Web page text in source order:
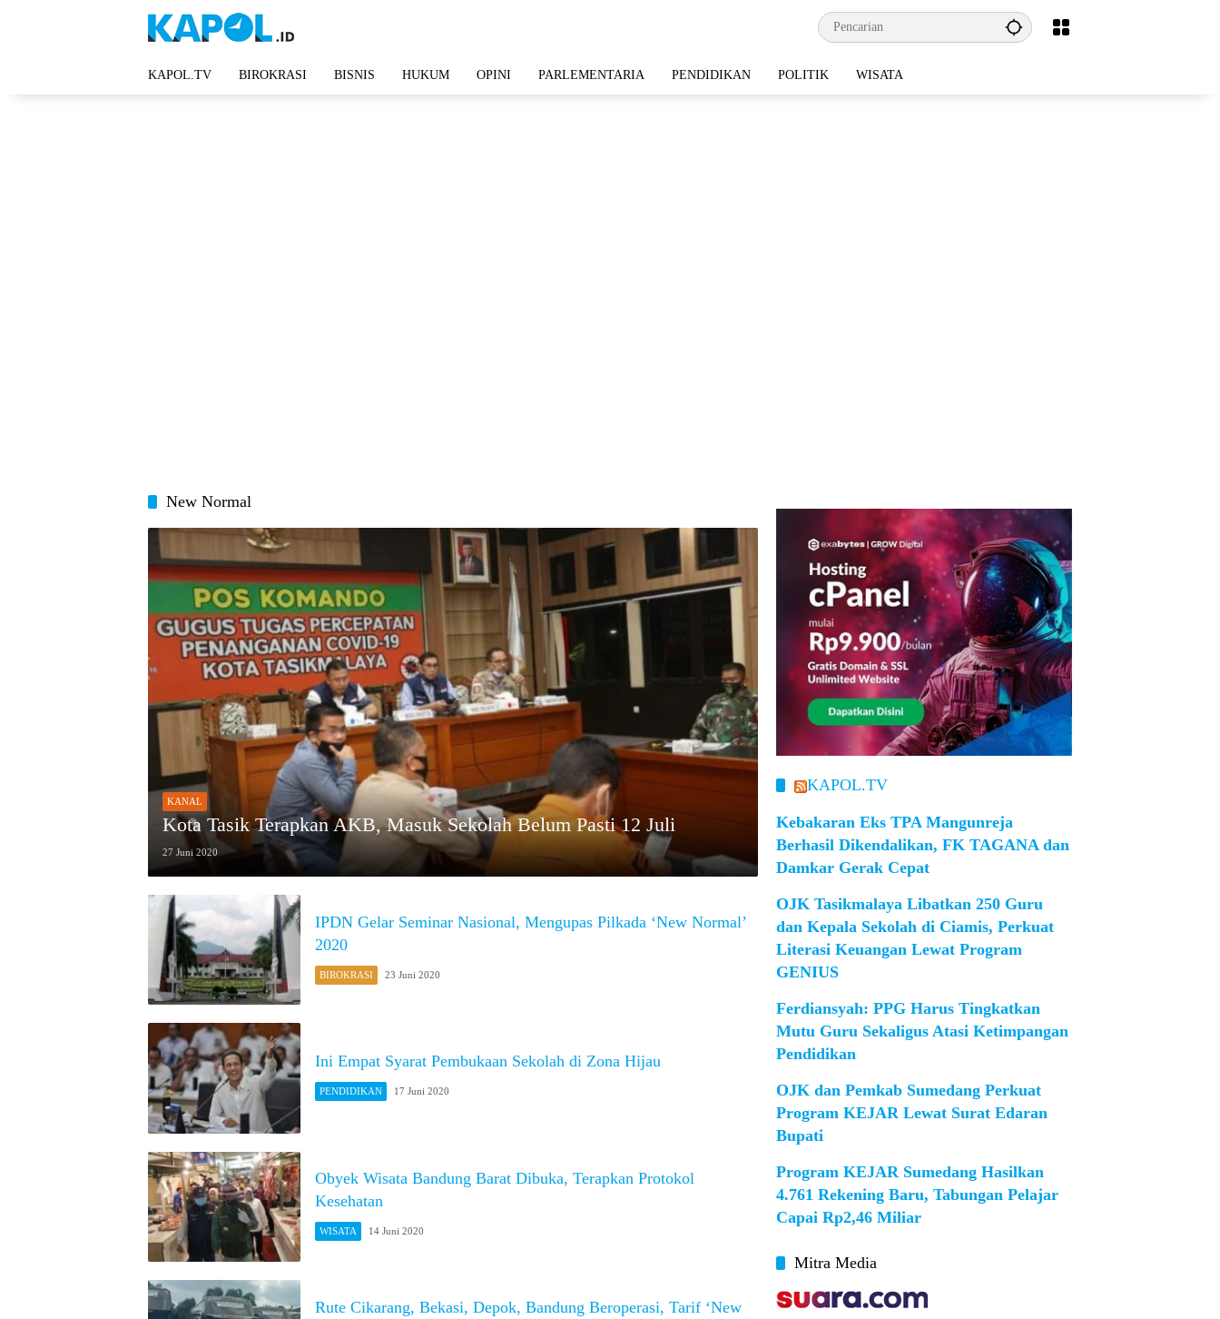
KAPOL.TV BIROKRASI BISNIS HUKUM OPINI PARLEMENTARIA PENDIDIKAN POLITIK WISATA
New Normal
KANAL
Kota Tasik Terapkan AKB, Masuk Sekolah Belum Pasti 12 Juli
27 Juni 2020
IPDN Gelar Seminar Nasional, Mengupas Pilkada ‘New Normal’
2020
BIROKRASI 23 Juni 2020
Ini Empat Syarat Pembukaan Sekolah di Zona Hijau
PENDIDIKAN 17 Juni 2020
Obyek Wisata Bandung Barat Dibuka, Terapkan Protokol
Kesehatan
WISATA 14 Juni 2020
Rute Cikarang, Bekasi, Depok, Bandung Beroperasi, Tarif ‘New
KAPOL.TV
Kebakaran Eks TPA Mangunreja
Berhasil Dikendalikan, FK TAGANA dan
Damkar Gerak Cepat
OJK Tasikmalaya Libatkan 250 Guru
dan Kepala Sekolah di Ciamis, Perkuat
Literasi Keuangan Lewat Program
GENIUS
Ferdiansyah: PPG Harus Tingkatkan
Mutu Guru Sekaligus Atasi Ketimpangan
Pendidikan
OJK dan Pemkab Sumedang Perkuat
Program KEJAR Lewat Surat Edaran
Bupati
Program KEJAR Sumedang Hasilkan
4.761 Rekening Baru, Tabungan Pelajar
Capai Rp2,46 Miliar
Mitra Media